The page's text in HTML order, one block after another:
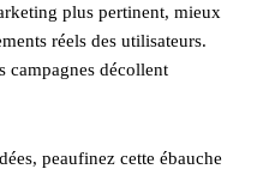
plus pertinent, mieux
réels des utilisateurs.
campagnes décollent
peaufinez cette ébauche